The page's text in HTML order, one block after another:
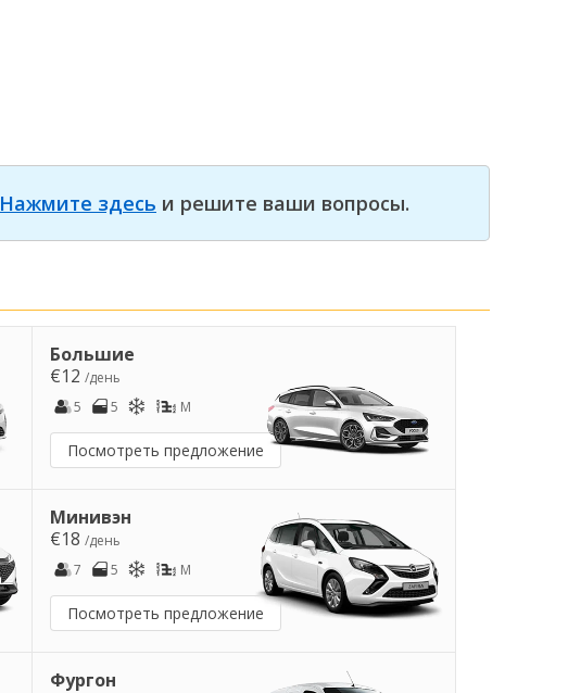
Нажмите здесь и решите ваши вопросы.
Большие
€12 /день
5
5 M
Посмотреть предложение
Минивэн
€18 /день
7
5 M
Посмотреть предложение
Фургон